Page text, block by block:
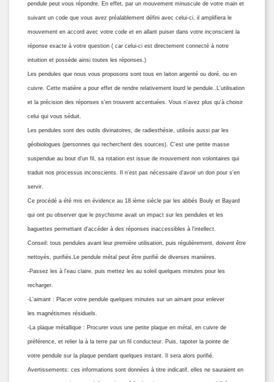
pendule peut vous répondre. En effet, par un mouvement minuscule de votre main et
suivant un code que vous avez préalablement défini avec celui-ci, il amplifiera le
mouvement en accord avec votre code et en allant puiser dans votre inconscient la
réponse exacte à votre question ( car celui-ci est directement connecté à notre
intuition et possède ainsi toutes les réponses.)
Les pendules que nous vous proposons sont tous en laiton argenté ou doré, ou en
cuivre. Cette matière a pour effet de rendre relativement lourd le pendule..L'utilisation
et la précision des réponses s'en trouvent accentuées. Vous n'avez plus qu'à choisir
celui qui vous séduit.
Les pendules sont des outils divinatoires, de radiesthésie, utilisés aussi par les
géobiologues (personnes qui recherchent des sources). C'est une petite masse
suspendue au bout d'un fil, sa rotation est issue de mouvement non volontaires qui
traduit nos processus inconscients. Il n'est pas nécessaire d'avoir un don pour s'en
servir.
Ce procédé a été mis en évidence au 18 ième siècle par les abbés Bouly et Bayard
qui ont pu observer que le psychisme avait un impact sur les pendules et les
baguettes permettant d'accéder à des réponses inaccessibles à l'intellect.
Conseil: tous pendules avant leur première utilisation, puis régulièrement, doivent être
nettoyés, purifiés.Le pendule métal peut être purifié de diverses manières.
-Passez les à l'eau claire, puis mettez les au soleil quelques minutes pour les
recharger.
-L'aimant : Placer votre pendule quelques minutes sur un aimant pour enlever
les magnétismes résiduels.
-La plaque métallique : Procurer vous une petite plaque en métal, en cuivre de
préférence, et relier la à la terre par un fil conducteur. Puis, tapoter la pointe de
votre pendule sur la plaque pendant quelques instant. Il sera alors purifié.
Avertissements: ces informations sont données à titre indicatif, elles ne sauraient en